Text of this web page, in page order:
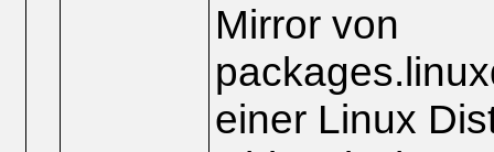
Mirror von
einer Linux